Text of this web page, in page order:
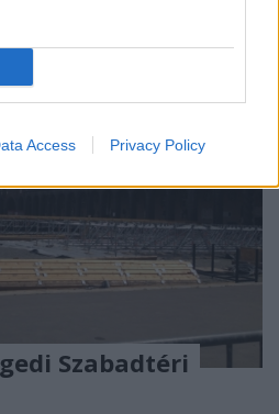
Access Privacy Policy
Szabadtéri